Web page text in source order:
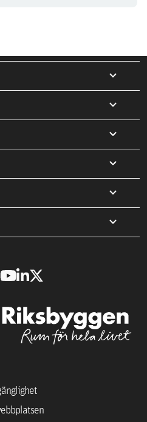
expand_more
expand_more
expand_more
expand_more
expand_more
expand_more